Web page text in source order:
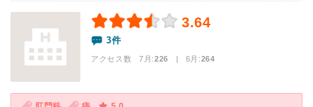
3.64
3件
アクセス数 7月:226 | 6月:264